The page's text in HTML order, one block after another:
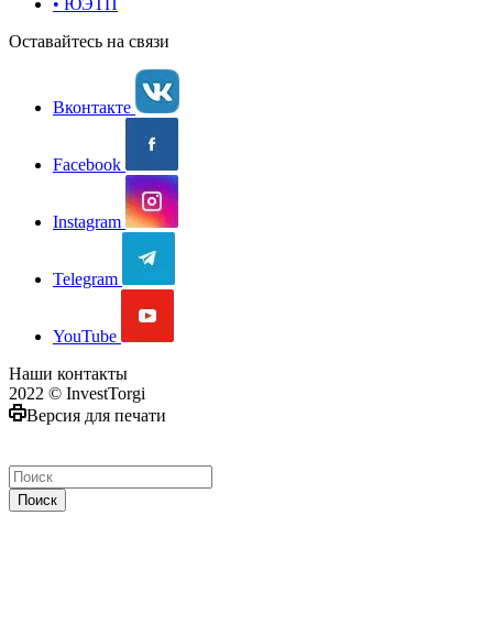
Оставайтесь на связи
Вконтакте
Facebook
Instagram
Telegram
YouTube
Наши контакты
2022 © InvestTorgi
Версия для печати
Поиск